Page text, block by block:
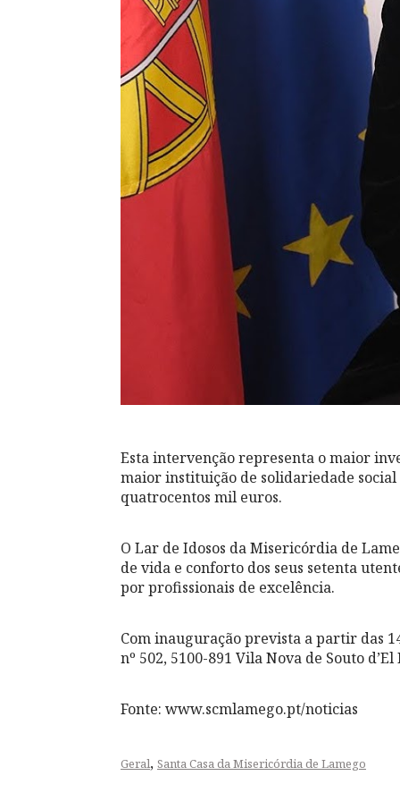
Esta intervenção representa o maior
maior instituição de solidariedade
quatrocentos mil euros.
O Lar de Idosos da Misericórdia de
de vida e conforto dos seus setenta
por profissionais de excelência.
Com inauguração prevista a partir das
nº 502, 5100-891 Vila Nova de Souto d’El
Fonte: www.scmlamego.pt/noticias
Geral, Santa Casa da Misericórdia de Lamego